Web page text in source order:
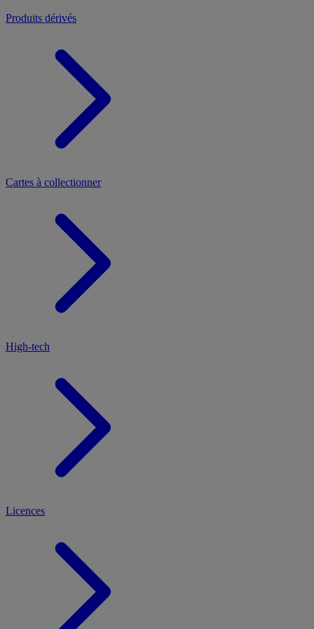
Produits dérivés
Cartes à collectionner
High-tech
Licences